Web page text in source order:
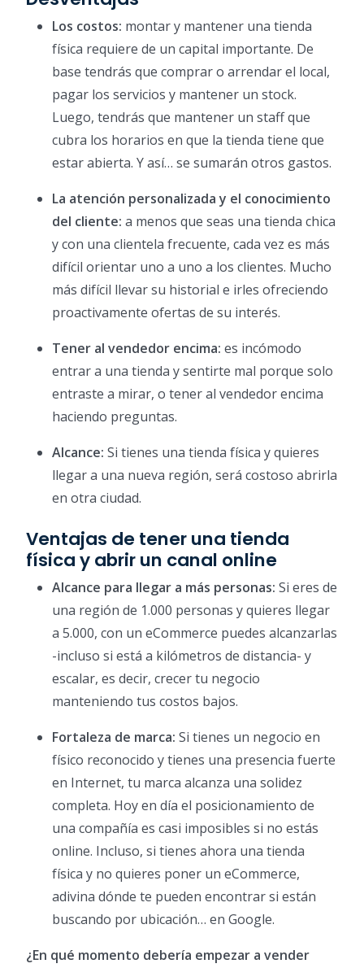
Los costos: montar y mantener una tienda
física requiere de un capital importante. De
base tendrás que comprar o arrendar el local,
pagar los servicios y mantener un stock.
Luego, tendrás que mantener un staff que
cubra los horarios en que la tienda tiene que
estar abierta. Y así… se sumarán otros gastos.
La atención personalizada y el conocimiento
del cliente: a menos que seas una tienda chica
y con una clientela frecuente, cada vez es más
difícil orientar uno a uno a los clientes. Mucho
más difícil llevar su historial e irles ofreciendo
proactivamente ofertas de su interés.
Tener al vendedor encima: es incómodo
entrar a una tienda y sentirte mal porque solo
entraste a mirar, o tener al vendedor encima
haciendo preguntas.
Alcance: Si tienes una tienda física y quieres
llegar a una nueva región, será costoso abrirla
en otra ciudad.
Ventajas de tener una tienda
física y abrir un canal online
Alcance para llegar a más personas: Si eres de
una región de 1.000 personas y quieres llegar
a 5.000, con un eCommerce puedes alcanzarlas
-incluso si está a kilómetros de distancia- y
escalar, es decir, crecer tu negocio
manteniendo tus costos bajos.
Fortaleza de marca: Si tienes un negocio en
físico reconocido y tienes una presencia fuerte
en Internet, tu marca alcanza una solidez
completa. Hoy en día el posicionamiento de
una compañía es casi imposibles si no estás
online. Incluso, si tienes ahora una tienda
física y no quieres poner un eCommerce,
adivina dónde te pueden encontrar si están
buscando por ubicación… en Google.
¿En qué momento debería empezar a vender